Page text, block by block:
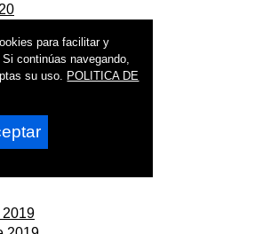
2019
para facilitar y
continúas navegando,
su uso. POLITICA DE